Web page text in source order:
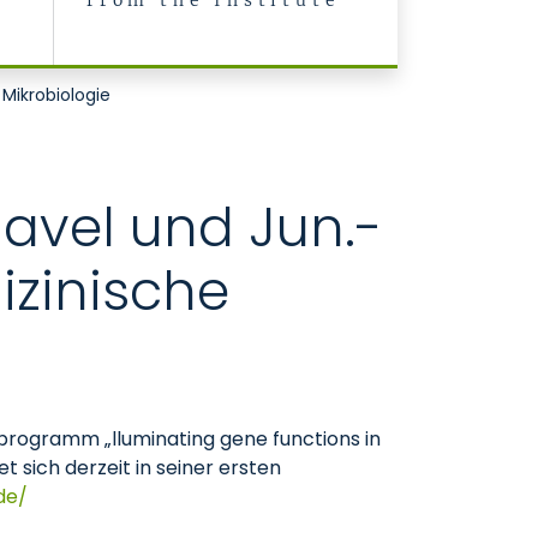
und Jun.-
„lluminating gene functions in
sich derzeit in seiner ersten